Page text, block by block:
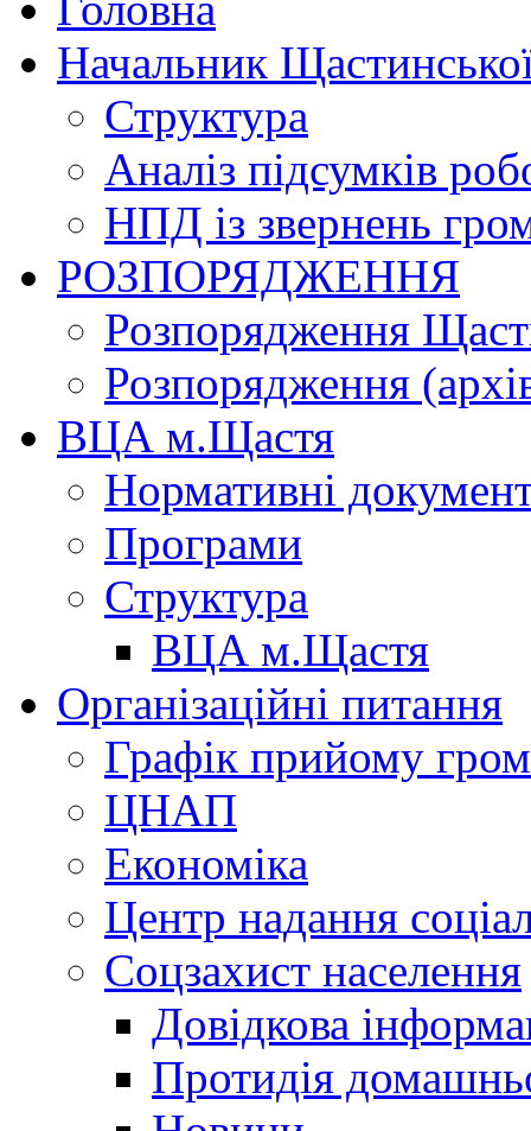
Начальник
Структура
Аналіз підсумків
НПД із звернень
РОЗПОРЯДЖЕННЯ
Розпорядження
Розпорядження
ВЦА м.Щастя
Нормативні
Програми
Структура
ВЦА м.Щастя
Організаційні питання
Графік прийому
ЦНАП
Економіка
Центр надання
Соцзахист населення
Довідкова
Протидія